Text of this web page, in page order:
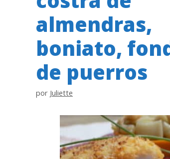
almendras,
boniato,
de puerros
por Juliette